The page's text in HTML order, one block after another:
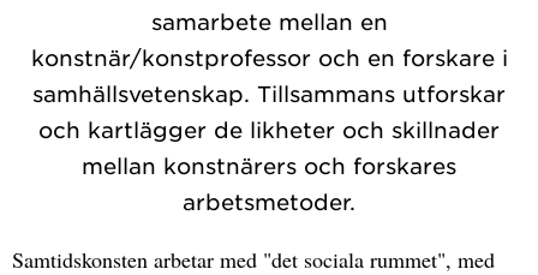
samarbete mellan en
konstnär/konstprofessor och en forskare i
samhällsvetenskap. Tillsammans utforskar
och kartlägger de likheter och skillnader
mellan konstnärers och forskares
arbetsmetoder.
Samtidskonsten arbetar med "det sociala rummet", med